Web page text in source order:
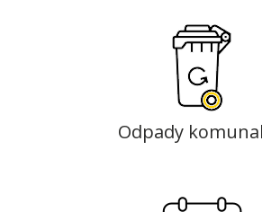
Odpady